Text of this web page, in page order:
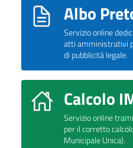
Albo
Servizio online
atti amministrativi
di pubblicità legale.
Calcolo
Servizio online
per il corretto
Municipale Unica).